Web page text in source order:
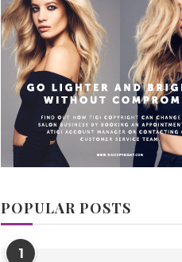
POPULAR POSTS
1